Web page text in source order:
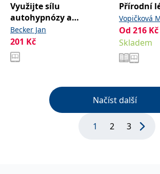
Využijte sílu
autohypnózy a
autosugesce
Becker Jan
201 Kč
Přírodní
Vopičková
Od 216 Kč
Skladem
Načíst další
1 2 3